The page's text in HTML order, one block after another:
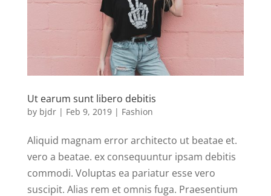
Ut earum sunt libero debitis
by bjdr| Feb 9, 2019| Fashion
Aliquid magnam error architecto ut beatae et.
vero a beatae. ex consequuntur ipsam debitis
commodi. Voluptas ea pariatur esse vero
suscipit. Alias rem et omnis fuga. Praesentium